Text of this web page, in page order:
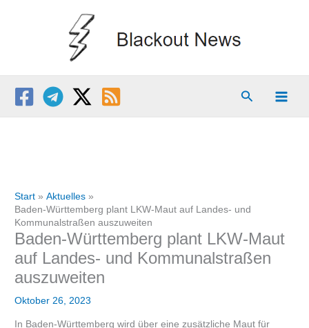
Suchen
Start
Aktuelles
Baden-Württemberg plant LKW-Maut auf Landes- und
Kommunalstraßen auszuweiten
Baden-Württemberg plant LKW-Maut
auf Landes- und Kommunalstraßen
auszuweiten
Oktober 26, 2023
In Baden-Württemberg wird über eine zusätzliche Maut für